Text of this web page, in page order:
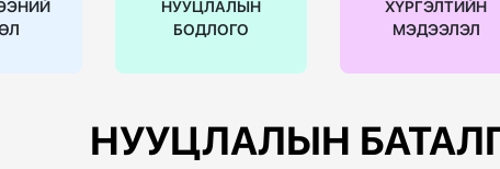
НУУЦЛАЛЫН
БОДЛОГО
ХҮРГЭЛТИЙН
МЭДЭЭЛЭЛ
НУУЦЛАЛЫН